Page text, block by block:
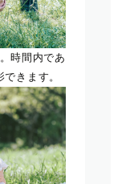
時間内であ
きます。